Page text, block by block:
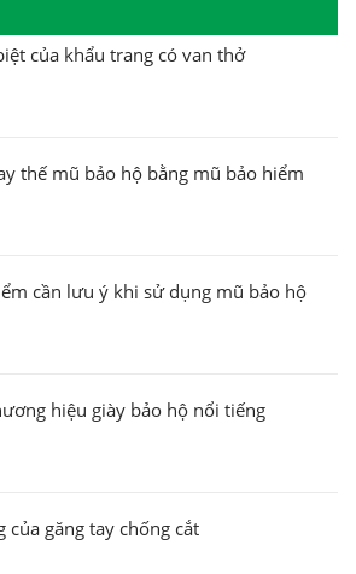
của khẩu trang có van thở
thế mũ bảo hộ bằng mũ bảo hiểm
cần lưu ý khi sử dụng mũ bảo hộ
hiệu giày bảo hộ nổi tiếng
của găng tay chống cắt